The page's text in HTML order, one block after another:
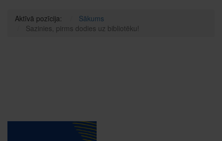
Aktīvā pozīcija:
Sākums
Sazinies, pirms dodies uz bibliotēku!